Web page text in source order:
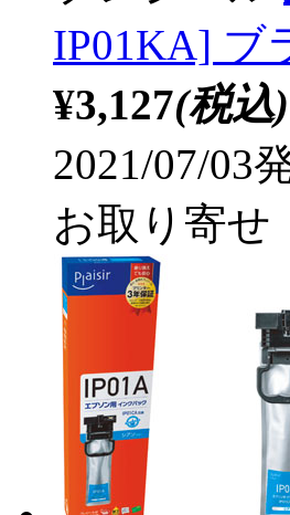
IP01KA] ブ
¥3,127(税込)
2021/07/03
お取り寄せ